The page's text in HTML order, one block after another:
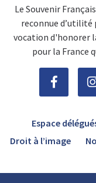
Le Souvenir
reconnue d’utilité
vocation d'honorer
pour la France
Espace
Droit à l’image